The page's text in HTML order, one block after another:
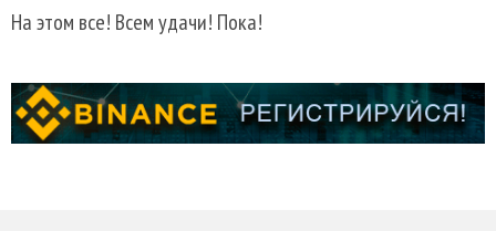
На этом все! Всем удачи! Пока!